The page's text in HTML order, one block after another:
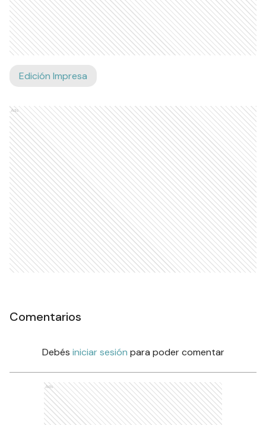
Edición Impresa
Ads
Comentarios
Debés iniciar sesión para poder comentar
Ads